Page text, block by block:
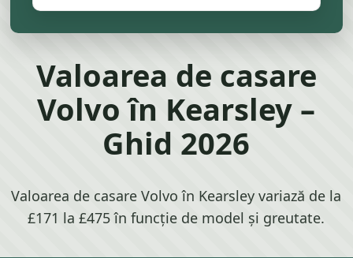
Valoarea de casare
Volvo în Kearsley –
Ghid 2026
Valoarea de casare Volvo în Kearsley variază de la
£171 la £475 în funcție de model și greutate.